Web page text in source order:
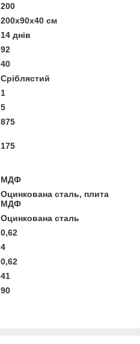
200
200х90х40 см
14 днів
92
40
Сріблястий
1
5
875
175
МДФ
Оцинкована сталь, плита
МДФ
Оцинкована сталь
0,62
4
0,62
41
90